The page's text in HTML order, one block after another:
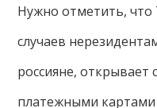
Нужно отметить, что
случаев
россияне, открывает
платежными